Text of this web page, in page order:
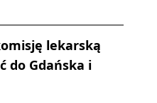
lekarską
do Gdańska i